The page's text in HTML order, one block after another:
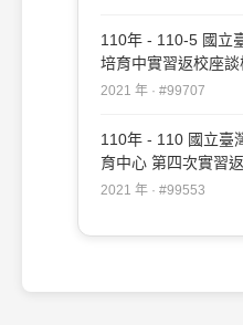
110年 - 110-5 國立
培育中實習返校座談
輔導#99707
2021 年 · #99707
110年 - 110 國立臺
育中心 第四次實習返校座談模擬考（青少
年發展與輔導）
2021 年 · #99553